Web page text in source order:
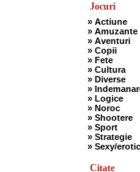
Jocuri
» Actiune
» Amuzante
» Aventuri
» Copii
» Fete
» Cultura
» Diverse
»
» Logice
» Noroc
» Shootere
» Sport
» Strategie
» Sexy/
Citate